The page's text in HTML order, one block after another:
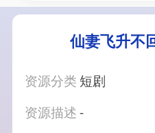
仙妻飞升不
资源分类 短剧
资源描述-